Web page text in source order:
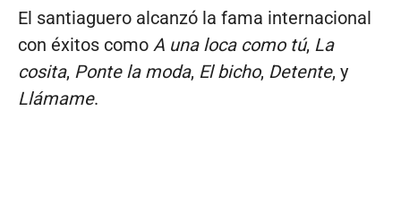
El santiaguero alcanzó la fama internacional
con éxitos como A una loca como tú, La
cosita, Ponte la moda, El bicho, Detente, y
Llámame.